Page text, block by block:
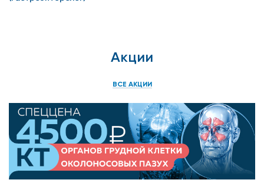
ознакомиться в разделе
услуги, оказываемые ВНЕ клиники.
Акции
ВСЕ АКЦИИ